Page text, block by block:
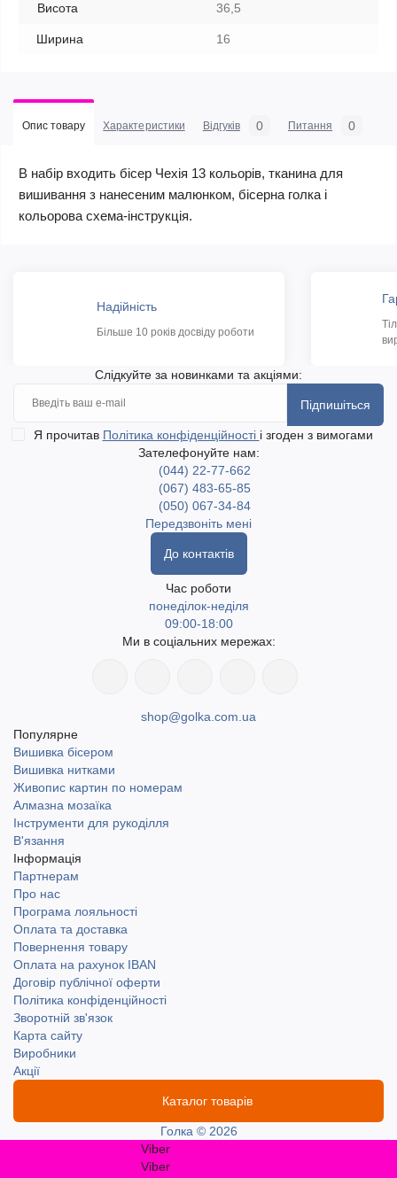
Висота 36,5
Ширина 16
Опис товару Характеристики Відгуків 0 Питання 0
В набір входить бісер Чехія 13 кольорів, тканина для
вишивання з нанесеним малюнком, бісерна голка і
кольорова схема-інструкція.
Надійність
Більше 10 років досвіду роботи
Слідкуйте за новинками та акціями:
Підпишіться
Я прочитав Політика конфіденційності і згоден з вимогами
Зателефонуйте нам:
(044) 22-77-662
(067) 483-65-85
(050) 067-34-84
Передзвоніть мені
До контактів
Час роботи
понеділок-неділя
09:00-18:00
Ми в соціальних мережах:
shop@golka.com.ua
Популярне
Вишивка бісером
Вишивка нитками
Живопис картин по номерам
Алмазна мозаїка
Інструменти для рукоділля
В'язання
Інформація
Партнерам
Про нас
Програма лояльності
Оплата та доставка
Повернення товару
Оплата на рахунок IBAN
Договір публічної оферти
Політика конфіденційності
Зворотній зв'язок
Карта сайту
Виробники
Акції
Каталог товарів
Голка © 2026
Viber
Viber